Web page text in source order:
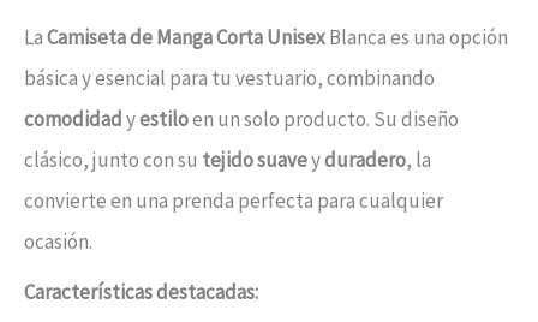
LaCamiseta de Manga Corta UnisexBlanca es una opción
básica y esencial para tu vestuario, combinando
comodidadyestiloen un solo producto. Su diseño
clásico, junto con su tejido suaveyduradero, la
convierte en una prenda perfecta para cualquier
ocasión.
Características destacadas: